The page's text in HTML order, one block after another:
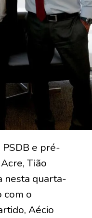
e pré-
Tião
nesta quarta-
com o
Aécio